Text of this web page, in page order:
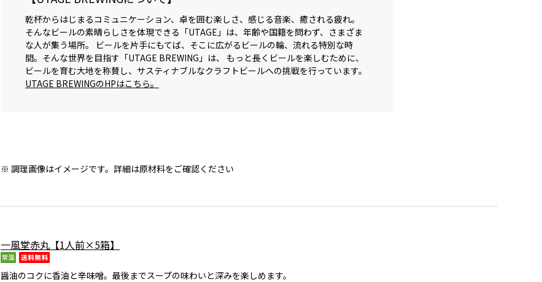
乾杯からはじまるコミュニケーション、卓を囲む楽しさ、感じる音楽、癒される疲れ。
そんなビールの素晴らしさを体現できる「UTAGE」は、年齢や国籍を問わず、さまざま
な人が集う場所。 ビールを片手にもてば、そこに広がるビールの輪、流れる特別な時
間。そんな世界を目指す「UTAGE BREWING」は、 もっと長くビールを楽しむために、
ビールを育む大地を称賛し、サスティナブルなクラフトビールへの挑戦を行っています。
UTAGE BREWINGのHPはこちら。
※ 調理画像はイメージです。詳細は原材料をご確認ください
一風堂赤丸【1人前×5箱】
醤油のコクに香油と辛味噌。最後までスープの味わいと深みを楽しめます。